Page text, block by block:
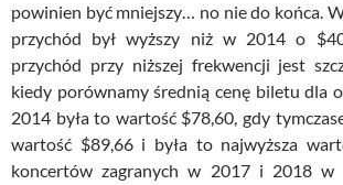
powinien być mniejszy… no nie do końca.
przychód był wyższy niż w 2014 o
przychód przy niższej frekwencji jest
kiedy porównamy średnią cenę biletu dla
2014 była to wartość $78,60, gdy
wartość $89,66 i była to najwyższa
koncertów zagranych w 2017 i 2018 w